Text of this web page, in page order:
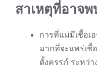
สาเหตุที่อาจ
การที่แม่มีเชื้อเ
มากที่จะแพร่เชื้
ตั้งครรภ์ ระหว่